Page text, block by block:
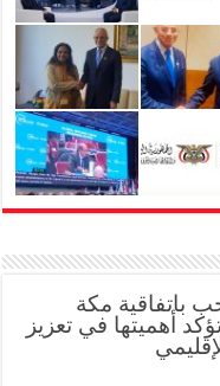
باتفاقية مكة
أهميتها في تعزيز